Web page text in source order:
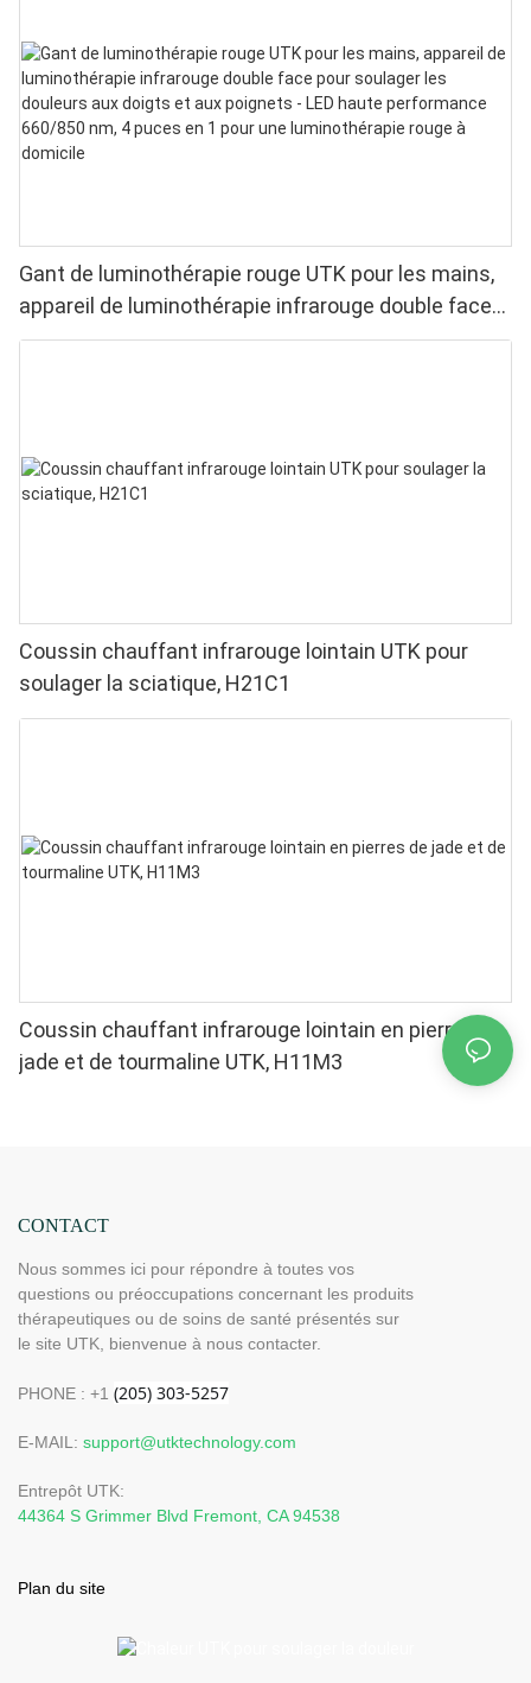
Gant de luminothérapie rouge UTK pour les mains,
appareil de luminothérapie infrarouge double face
pour soulager les douleurs aux doigts et aux
Coussin chauffant infrarouge lointain UTK pour
soulager la sciatique, H21C1
Coussin chauffant infrarouge lointain en pierres de
jade et de tourmaline UTK, H11M3
CONTACT
Nous sommes ici pour répondre à toutes vos
questions ou préoccupations concernant les produits
thérapeutiques ou de soins de santé présentés sur
le site UTK, bienvenue à nous contacter.
PHONE : +1
E-MAIL: support@utktechnology.com
Entrepôt UTK:
44364 S Grimmer Blvd Fremont, CA 94538
Plan du site